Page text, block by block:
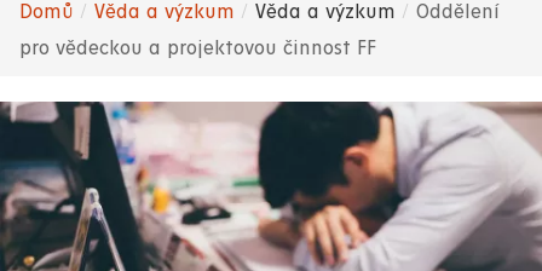
Drobečková
navigace
Domů Věda a výzkum Věda a výzkum
Oddělení
pro vědeckou a projektovou činnost FF